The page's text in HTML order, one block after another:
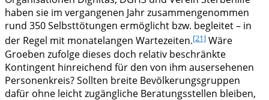
haben sie im vergangenen Jahr zusammengenommen
rund 350 Selbsttötungen ermöglicht bzw. begleitet – in
der Regel mit monatelangen Wartezeiten.[21] Wäre
Groeben zufolge dieses doch relativ beschränkte
Kontingent hinreichend für den von ihm ausersehenen
Personenkreis? Sollten breite Bevölkerungsgruppen
dafür ohne leicht zugängliche Beratungsstellen bleiben,